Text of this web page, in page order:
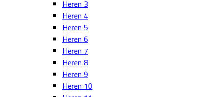
Heren 3
Heren 4
Heren 5
Heren 6
Heren 7
Heren 8
Heren 9
Heren 10